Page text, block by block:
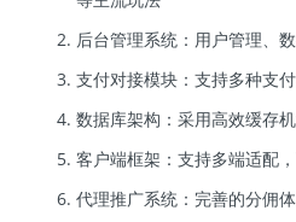
后台管理系统：用户管理、
支付对接模块：支持多种支
数据库架构：采用高效缓存
客户端框架：支持多端适配
代理推广系统：完善的分佣